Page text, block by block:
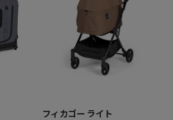
フィカゴー ライト